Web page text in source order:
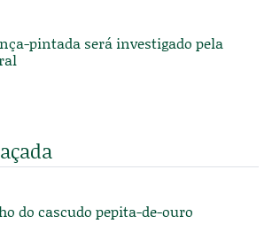
pintada será investigado pela
do cascudo pepita-de-ouro